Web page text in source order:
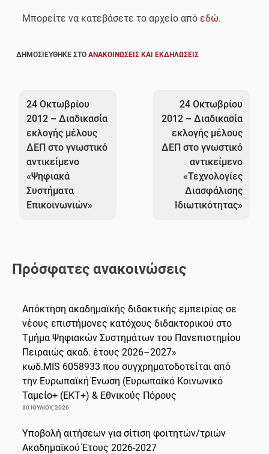
Μπορείτε να κατεβάσετε το αρχείο απόεδώ.
ΔΗΜΟΣΙΕΎΘΗΚΕ ΣΤΟΑΝΑΚΟΙΝΏΣΕΙΣ ΚΑΙ ΕΚΔΗΛΏΣΕΙΣ
άρθρων
24 Οκτωβρίου
2012 – Διαδικασία
εκλογής μέλους
ΔΕΠ στο γνωστικό
αντικείμενο
«Ψηφιακά
Συστήματα
Επικοινωνιών»
24 Οκτωβρίου
2012 – Διαδικασία
εκλογής μέλους
ΔΕΠ στο γνωστικό
αντικείμενο
«Τεχνολογίες
Διασφάλισης
Ιδιωτικότητας»
Πρόσφατες ανακοινώσεις
Απόκτηση ακαδημαϊκής διδακτικής εμπειρίας σε
νέους επιστήμονες κατόχους διδακτορικού στο
Τμήμα Ψηφιακών Συστημάτων του Πανεπιστημίου
Πειραιώς ακαδ. έτους 2026–2027»
κωδ.MIS 6058933 που συγχρηματοδοτείται από
την Ευρωπαϊκή Ένωση (Ευρωπαϊκό Κοινωνικό
Ταμείο+ (ΕΚΤ+) & Εθνικούς Πόρους
30 ΙΟΥΛΊΟΥ, 2026
Υποβολή αιτήσεων για σίτιση φοιτητών/τριών
Ακαδημαϊκού Έτους 2026-2027